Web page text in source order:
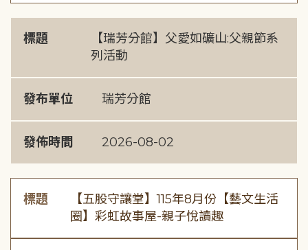
標題
【瑞芳分館】父愛如礦山:父親節系
列活動
發布單位 瑞芳分館
發佈時間 2026-08-02
標題
【五股守讓堂】115年8月份【藝文生活
圈】彩虹故事屋-親子悅讀趣